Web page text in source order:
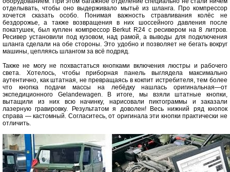
отделывать, чтобы оно выдерживало мытьё из шланга. Про компрессор
хочется сказать особо. Понимая важность стравливания колёс не
бездорожье, а также возвращения в них шоссейного давления после
покатушек, был куплен компрессор Berkut R24 с ресивером на 8 литров.
Ресивер установили под кузовом, над рамой, а выводы для подключения
шланга сделали на обе стороны. Это удобно и позволяет не бегать вокруг
машины, цепляясь шлангом за всё подряд.
Также не могу не похвастаться кнопками включения люстры и рабочего
света. Хотелось, чтобы приборная панель выглядела максимально
аутентично, как штатная, не превращаясь в кокпит истребителя, тем более
что кнопка подачи массы на лебёдку нашлась оригинальная—от
экспедиционного Gelandewagen. В итоге, мы взяли штатные кнопки,
вытащили из них всю начинку, нарисовали пиктограммы и заказали
лазерную гравировку. Результатом я доволен! Весь нижний ряд кнопок
справа — кастомный. Согласитесь, от оригинала эти кнопки практически не
отличить.